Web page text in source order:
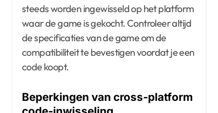
steeds worden ingewisseld op het platform
waar de game is gekocht. Controleer altijd
de specificaties van de game om de
compatibiliteit te bevestigen voordat je een
code koopt.
Beperkingen van cross-platform